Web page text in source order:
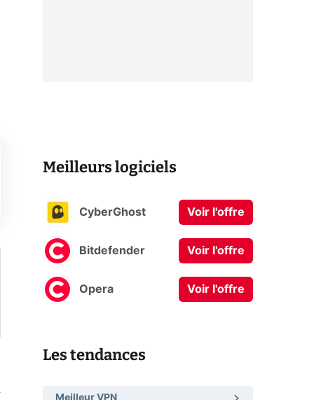
Meilleurs logiciels
CyberGhost Voir l'offre
Bitdefender Voir l'offre
Opera Voir l'offre
Les tendances
Meilleur VPN